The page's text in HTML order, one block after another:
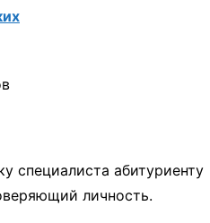
специалиста абитуриенту
личность.